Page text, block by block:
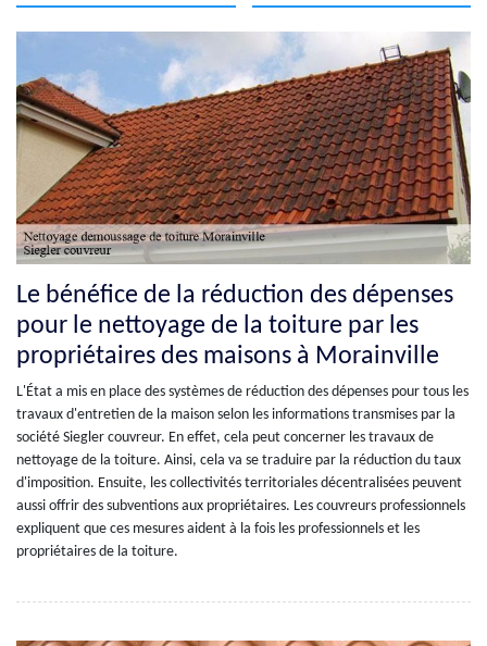
Le bénéfice de la réduction des dépenses
pour le nettoyage de la toiture par les
propriétaires des maisons à Morainville
L'État a mis en place des systèmes de réduction des dépenses pour tous les
travaux d'entretien de la maison selon les informations transmises par la
société Siegler couvreur. En effet, cela peut concerner les travaux de
nettoyage de la toiture. Ainsi, cela va se traduire par la réduction du taux
d'imposition. Ensuite, les collectivités territoriales décentralisées peuvent
aussi offrir des subventions aux propriétaires. Les couvreurs professionnels
expliquent que ces mesures aident à la fois les professionnels et les
propriétaires de la toiture.